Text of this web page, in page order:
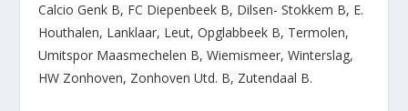
Calcio Genk B, FC Diepenbeek B, Dilsen- Stokkem B, E.
Houthalen, Lanklaar, Leut, Opglabbeek B, Termolen,
Umitspor Maasmechelen B, Wiemismeer, Winterslag,
HW Zonhoven, Zonhoven Utd. B, Zutendaal B.